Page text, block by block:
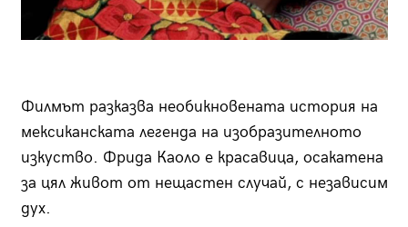
Филмът разказва необикновената история на
мексиканската легенда на изобразителното
изкуство. Фрида Каоло е красавица, осакатена
за цял живот от нещастен случай, с независим
дух.